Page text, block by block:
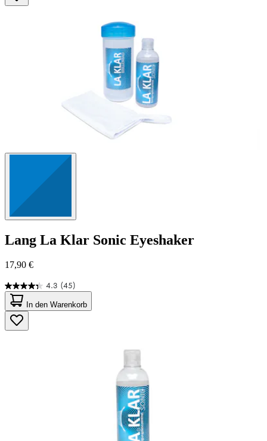
Lang La Klar Sonic Eyeshaker
17,90 €
4.3 (45)
4.3
von
5
Sternen.
45
In den Warenkorb